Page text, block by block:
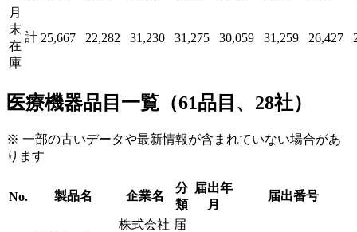
月
末
在
庫
計 25,667 22,282 31,230 31,275 30,059 31,259 26,427
医療機器品目一覧（61品目、28社）
※ 一部の古いデータや最新情報が含まれていない場合があ
ります
No. 製品名 企業名
分
類
届出年
月
届出番号
株式会社 届